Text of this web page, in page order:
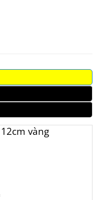
vàng